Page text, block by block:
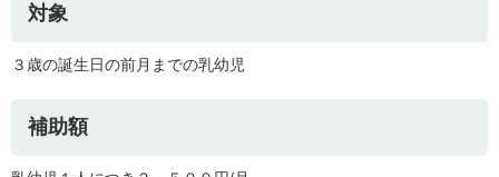
対象
３歳の誕生日の前月までの乳幼児
補助額